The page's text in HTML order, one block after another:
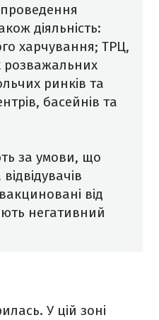
діяльність:
харчування; ТРЦ,
розважальних
ринків та
басейнів та
за умови, що
від
негативний
У цій зоні